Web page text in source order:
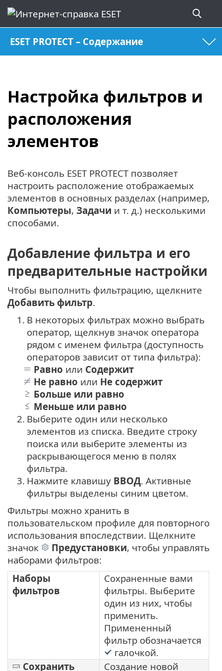
ESET PROTECT – Содержание
Настройка фильтров и
расположения
элементов
Веб-консоль ESET PROTECT позволяет
настроить расположение отображаемых
элементов в основных разделах (например,
Компьютеры, Задачи и т. д.) несколькими
способами.
Добавление фильтра и его
предварительные настройки
Чтобы выполнить фильтрацию, щелкните
Добавить фильтр.
1. В некоторых фильтрах можно выбрать
оператор, щелкнув значок оператора
рядом с именем фильтра (доступность
операторов зависит от типа фильтра):
Равно или Содержит
Не равно или Не содержит
Больше или равно
Меньше или равно
2. Выберите один или несколько
элементов из списка. Введите строку
поиска или выберите элементы из
раскрывающегося меню в полях
фильтра.
3. Нажмите клавишу ВВОД. Активные
фильтры выделены синим цветом.
Фильтры можно хранить в
пользовательском профиле для повторного
использования впоследствии. Щелкните
значок
Предустановки, чтобы управлять
наборами фильтров:
Наборы
фильтров
Сохраненные вами
фильтры. Выберите
один из них, чтобы
применить.
Примененный
фильтр обозначается
галочкой.
Сохранить
Создание новой